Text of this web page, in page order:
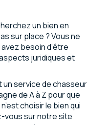
un bien en
sur place ? Vous ne
besoin d’être
juridiques et
service de chasseur
de A à Z pour que
choisir le bien qui
vous sur notre site